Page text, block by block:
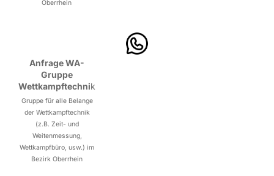
Oberrhein
Anfrage WA-
Gruppe
Wettkampftechnik
Gruppe für alle Belange
der Wettkampftechnik
(z.B. Zeit- und
Weitenmessung,
Wettkampfbüro, usw.) im
Bezirk Oberrhein